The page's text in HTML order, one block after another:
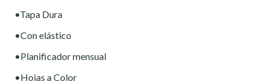
•Tapa Dura
•Con elástico
•Planificador mensual
•Hojas a Color